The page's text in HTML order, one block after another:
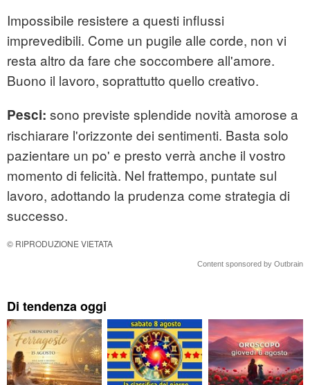
Impossibile resistere a questi influssi
imprevedibili. Come un pugile alle corde, non vi
resta altro da fare che soccombere all'amore.
Buono il lavoro, soprattutto quello creativo.
Pesci: sono previste splendide novità amorose a
rischiarare l'orizzonte dei sentimenti. Basta solo
pazientare un po' e presto verrà anche il vostro
momento di felicità. Nel frattempo, puntate sul
lavoro, adottando la prudenza come strategia di
successo.
© RIPRODUZIONE VIETATA
Content sponsored by Outbrain
Di tendenza oggi